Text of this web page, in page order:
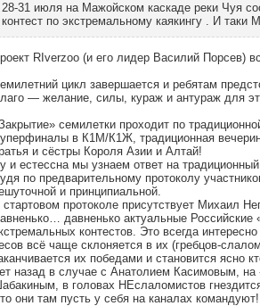
28-31 июля на Мажойском каскаде реки Чуя
контест по экстремальному каякингу . И
RIverzoo (и его лидер Василий Порсев)
цикл завершается и ребятам
— желание, силы, кураж и антураж для
семилетки проходит по
в К1М/К1Ж, традиционная
и сёстры Короля Азии и Алтай!
и естессна мы узнаем ответ на
по предварительному протоколу
и принципиальной.
стартовом протоколе присутствует Михаил
давненько актуальные Российские
контестов. Это всегда
всё чаще склоняется в их (гребцов-
их победами и становится
назад в случае с Анатолием Касимовым,
в головах НЕслаломистов
они там пусть у себя на каналах